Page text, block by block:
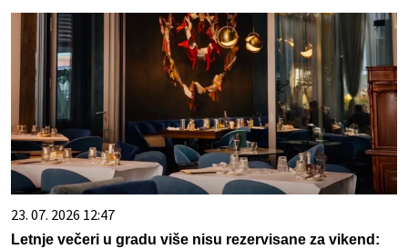
23. 07. 2026 12:47
Letnje večeri u gradu više nisu rezervisane za vikend: